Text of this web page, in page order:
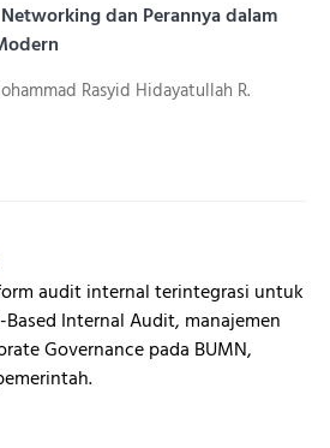
dan Perannya dalam
Rasyid Hidayatullah R.
audit internal terintegrasi untuk
Based Internal Audit, manajemen
Governance pada BUMN,